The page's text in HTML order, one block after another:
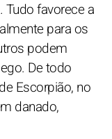
favorece a
para os
podem
De todo
Escorpião, no
danado,